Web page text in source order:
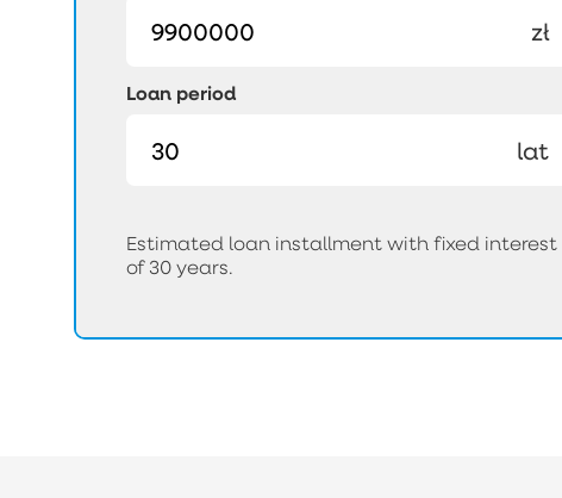
zł
Loan period
lat
Estimated loan installment with fixed
of 30 years.